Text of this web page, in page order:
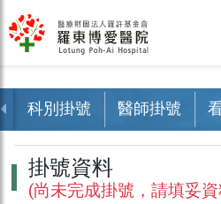
科別掛號 醫師掛號
掛號資料
(尚未完成掛號，請填妥